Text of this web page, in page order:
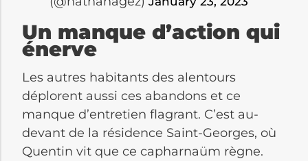
Un manque d’action qui
énerve
Les autres habitants des alentours
déplorent aussi ces abandons et ce
manque d’entretien flagrant. C’est au-
devant de la résidence Saint-Georges, où
Quentin vit que ce capharnaüm règne.